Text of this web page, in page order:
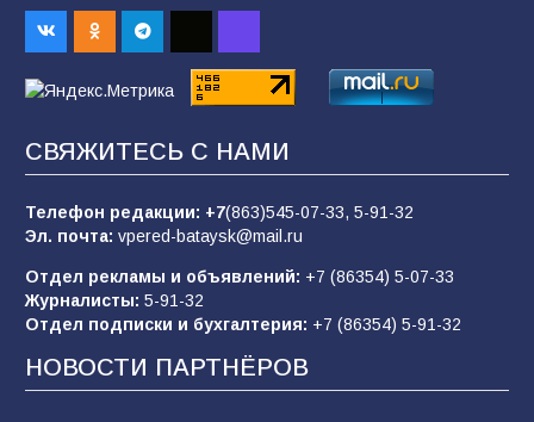
«Слухами Москву не возьмёшь»: почему
заявления Киева о мобилизации — это
отчаяние, а не разведка
83 02.08.2026
Батайчане вышли в финал Всероссийского
конкурса «Большая перемена»
62 04.08.2026
Командовал боем до последнего: герой
62 05.08.2026
СВЯЖИТЕСЬ С НАМИ
Телефон редакции: +7(863)545-07-33, 5-91-32
Эл. почта: vpered-bataysk@mail.ru
Отдел рекламы и объявлений: +7 (86354) 5-07-33
Журналисты: 5-91-32
Отдел подписки и бухгалтерия: +7 (86354) 5-91-32
НОВОСТИ ПАРТНЁРОВ